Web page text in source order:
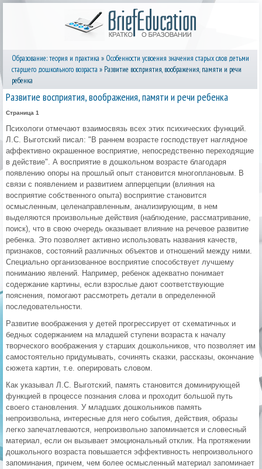
Образование: теория и практика » Особенности усвоения значения старых слов детьми
старшего дошкольного возраста » Развитие восприятия, воображения, памяти и речи
ребенка
Развитие восприятия, воображения, памяти и речи ребенка
Страница 1
Психологи отмечают взаимосвязь всех этих психических функций.
Л.С. Выготский писал: "В раннем возрасте господствует наглядное
аффективно окрашенное восприятие, непосредственно переходящие
в действие". А восприятие в дошкольном возрасте благодаря
появлению опоры на прошлый опыт становится многоплановым. В
связи с появлением и развитием апперцепции (влияния на
восприятие собственного опыта) восприятие становится
осмысленным, целенаправленным, анализирующим, в нем
выделяются произвольные действия (наблюдение, рассматривание,
поиск), что в свою очередь оказывает влияние на речевое развитие
ребенка. Это позволяет активно использовать названия качеств,
признаков, состояний различных объектов и отношений между ними.
Специально организованное восприятие способствует лучшему
пониманию явлений. Например, ребенок адекватно понимает
содержание картины, если взрослые дают соответствующие
пояснения, помогают рассмотреть детали в определенной
последовательности.
Развитие воображения у детей прогрессирует от схематичных и
бедных содержанием на младшей ступени возраста к началу
творческого воображения у старших дошкольников, что позволяет им
самостоятельно придумывать, сочинять сказки, рассказы, окончание
сюжета картин, т.е. оперировать словом.
Как указывал Л.С. Выготский, память становится доминирующей
функцией в процессе познания слова и проходит большой путь
своего становления. У младших дошкольников память
непроизвольна, интересные для него события, действия, образы
легко запечатлеваются, непроизвольно запоминается и словесный
материал, если он вызывает эмоциональный отклик. На протяжении
дошкольного возраста повышается эффективность непроизвольного
запоминания, причем, чем более осмысленный материал запоминает